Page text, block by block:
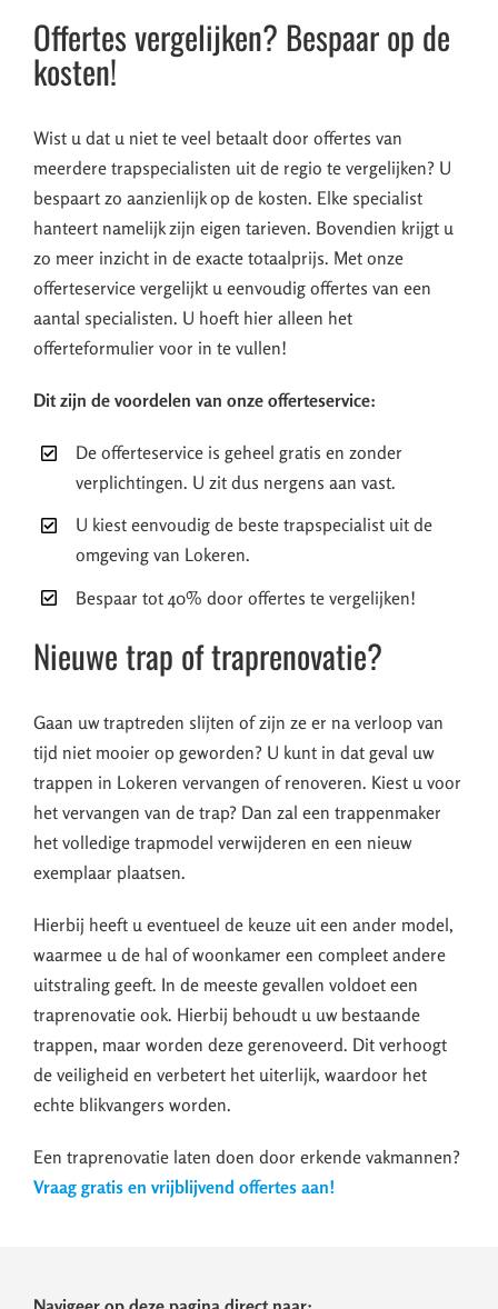
Offertes vergelijken? Bespaar op de
kosten!
Wist u dat u niet te veel betaalt door offertes van
meerdere trapspecialisten uit de regio te vergelijken? U
bespaart zo aanzienlijk op de kosten. Elke specialist
hanteert namelijk zijn eigen tarieven. Bovendien krijgt u
zo meer inzicht in de exacte totaalprijs. Met onze
offerteservice vergelijkt u eenvoudig offertes van een
aantal specialisten. U hoeft hier alleen het
offerteformulier voor in te vullen!
Dit zijn de voordelen van onze offerteservice:
De offerteservice is geheel gratis en zonder
verplichtingen. U zit dus nergens aan vast.
U kiest eenvoudig de beste trapspecialist uit de
omgeving van Lokeren.
Bespaar tot 40% door offertes te vergelijken!
Nieuwe trap of traprenovatie?
Gaan uw traptreden slijten of zijn ze er na verloop van
tijd niet mooier op geworden? U kunt in dat geval uw
trappen in Lokeren vervangen of renoveren. Kiest u voor
het vervangen van de trap? Dan zal een trappenmaker
het volledige trapmodel verwijderen en een nieuw
exemplaar plaatsen.
Hierbij heeft u eventueel de keuze uit een ander model,
waarmee u de hal of woonkamer een compleet andere
uitstraling geeft. In de meeste gevallen voldoet een
traprenovatie ook. Hierbij behoudt u uw bestaande
trappen, maar worden deze gerenoveerd. Dit verhoogt
de veiligheid en verbetert het uiterlijk, waardoor het
echte blikvangers worden.
Een traprenovatie laten doen door erkende vakmannen?
Vraag gratis en vrijblijvend offertes aan!